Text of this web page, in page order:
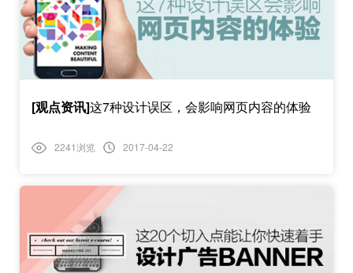
[观点资讯]这7种设计误区，会影响网页内容的体验
2241浏览 2017-04-22